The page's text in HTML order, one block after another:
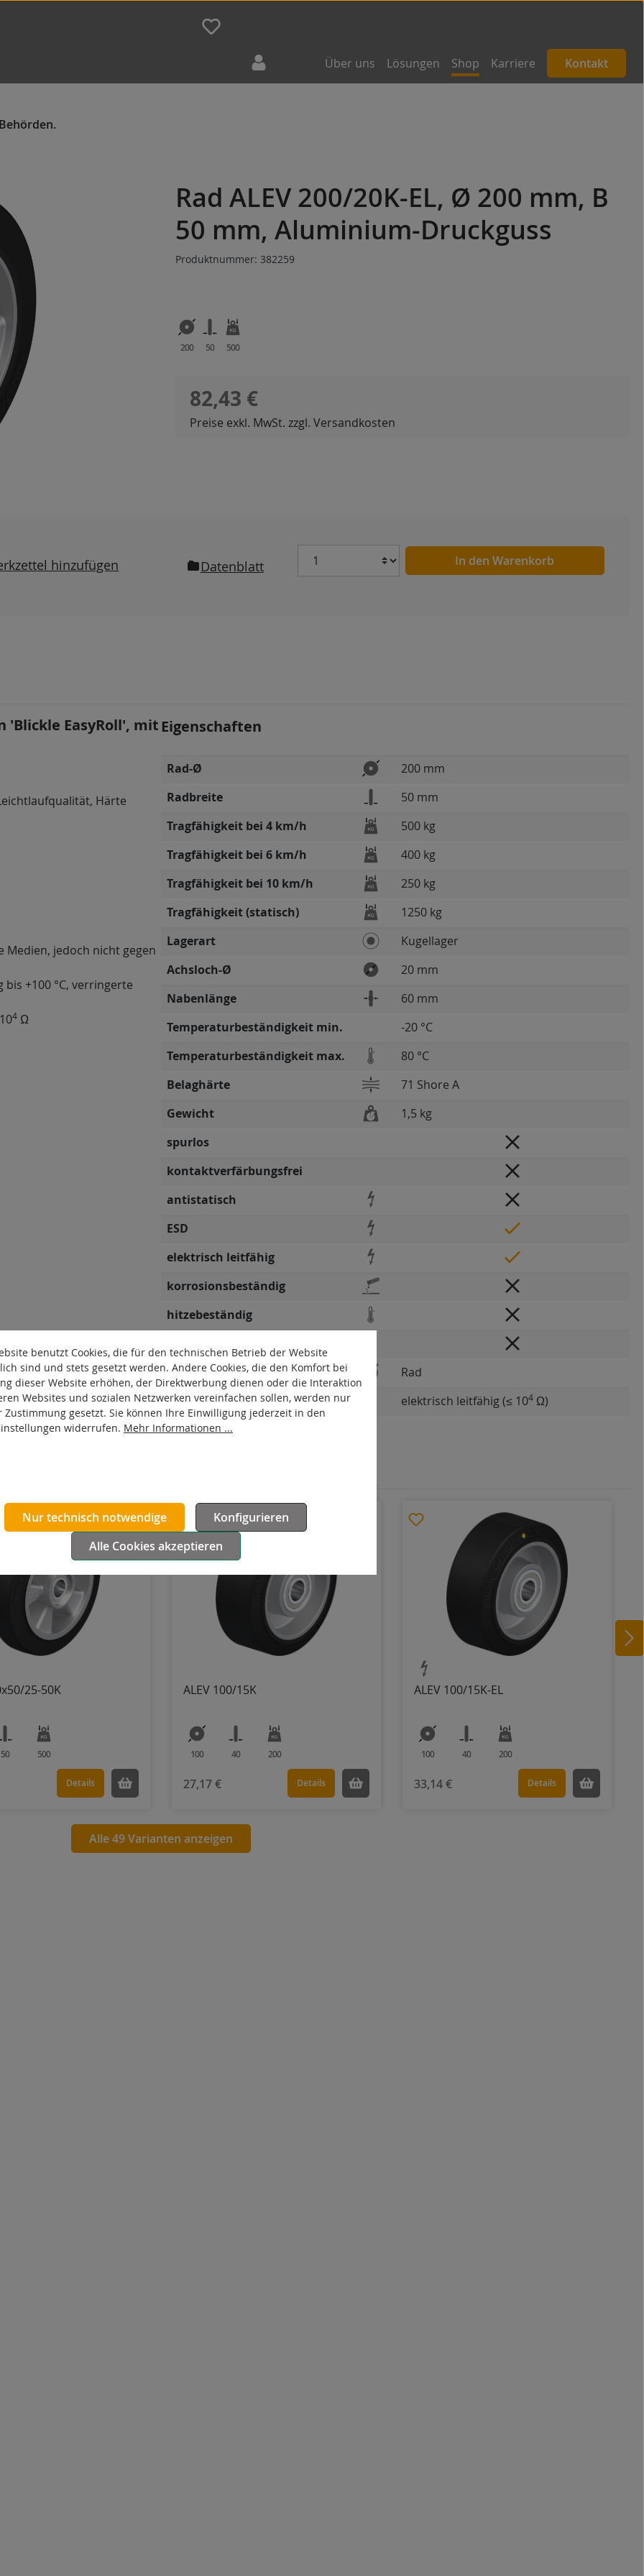
Über uns Lösungen Shop Karriere Kontakt
Rad ALEV 200/20K-EL, Ø 200 mm, B
50 mm, Aluminium-Druckguss
Produktnummer: 382259
200 50 500
Regulärer Preis:
82,43 €
Preise exkl. MwSt. zzgl. Versandkosten
hinzufügen Datenblatt
Anzahl In den Warenkorb
'Blickle EasyRoll', mit
Härte
Medien, jedoch nicht gegen
bis +100 °C, verringerte
4 Ω
Eigenschaften
Rad-Ø
200 mm
Radbreite
50 mm
Tragfähigkeit bei 4 km/h
500 kg
Tragfähigkeit bei 6 km/h
400 kg
Tragfähigkeit bei 10 km/h
250 kg
Tragfähigkeit (statisch)
1250 kg
Lagerart
Kugellager
Achsloch-Ø
20 mm
Nabenlänge
60 mm
Temperaturbeständigkeit min.
-20 °C
Temperaturbeständigkeit max.
80 °C
Belaghärte
71 Shore A
Gewicht
1,5 kg
spurlos
kontaktverfärbungsfrei
antistatisch
ESD
elektrisch leitfähig
korrosionsbeständig
hitzebeständig
Produkttyp
Rad
Leitfähigkeit
elektrisch leitfähig (≤ 104Ω)
25-50K
50 500
Details
ALEV 100/15K
100 40 200
27,17 € Details
ALEV 100/15K-EL
100 40 200
33,14 € Details
Alle 49 Varianten anzeigen
benutzt Cookies, die für den technischen Betrieb der Website
sind und stets gesetzt werden. Andere Cookies, die den Komfort bei
dieser Website erhöhen, der Direktwerbung dienen oder die Interaktion
Websites und sozialen Netzwerken vereinfachen sollen, werden nur
Zustimmung gesetzt. Sie können Ihre Einwilligung jederzeit in den
widerrufen. Mehr Informationen ...
Nur technisch notwendige
Konfigurieren
Alle Cookies akzeptieren